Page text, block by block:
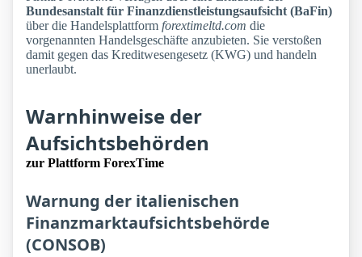
Bundesanstalt für Finanzdienstleistungsaufsicht (BaFin)
über die Handelsplattform forextimeltd.com die
vorgenannten Handelsgeschäfte anzubieten. Sie verstoßen
damit gegen das Kreditwesengesetz (KWG) und handeln
unerlaubt.
Warnhinweise der
Aufsichtsbehörden
zur Plattform ForexTime
Warnung der italienischen
Finanzmarktaufsichtsbehörde
(CONSOB)